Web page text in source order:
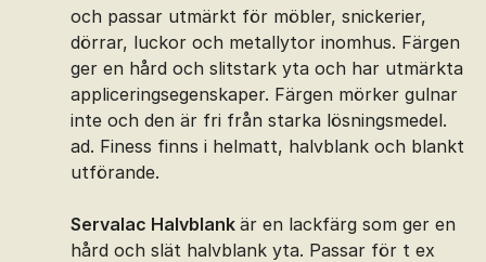
och passar utmärkt för möbler, snickerier,
dörrar, luckor och metallytor inomhus. Färgen
ger en hård och slitstark yta och har utmärkta
appliceringsegenskaper. Färgen mörker gulnar
inte och den är fri från starka lösningsmedel.
ad. Finess finns i helmatt, halvblank och blankt
utförande.
Servalac Halvblank är en lackfärg som ger en
hård och slät halvblank yta. Passar för t ex